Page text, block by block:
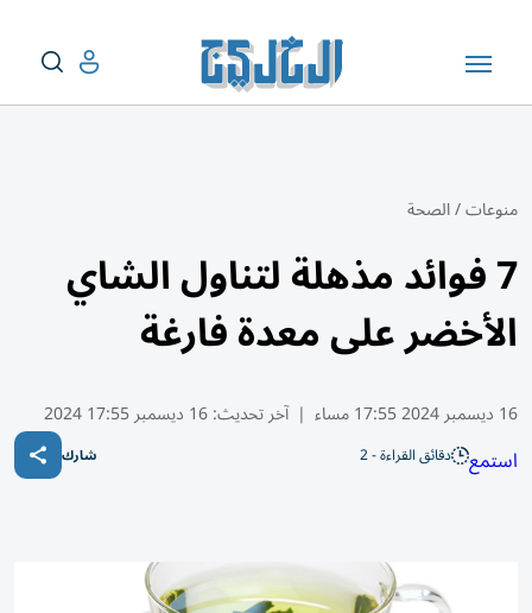
منوعات/الصحة
7 فوائد مذهلة لتناول الشاي
الأخضر على معدة فارغة
16 ديسمبر 2024 17:55 مساء | آخر تحديث:16 ديسمبر 17:55 2024
استمع دقائق القراءة - 2 شارك